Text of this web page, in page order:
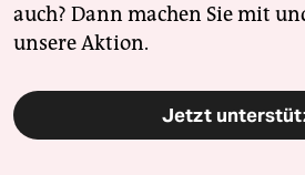
auch? Dann machen Sie mit
unsere Aktion.
Jetzt